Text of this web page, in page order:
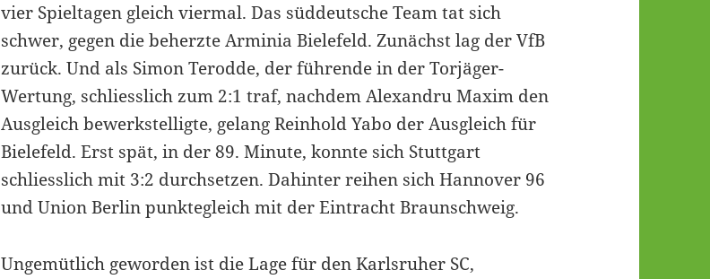
vier Spieltagen gleich viermal. Das süddeutsche Team tat sich
schwer, gegen die beherzte Arminia Bielefeld. Zunächst lag der VfB
zurück. Und als Simon Terodde, der führende in der Torjäger-
Wertung, schliesslich zum 2:1 traf, nachdem Alexandru Maxim den
Ausgleich bewerkstelligte, gelang Reinhold Yabo der Ausgleich für
Bielefeld. Erst spät, in der 89. Minute, konnte sich Stuttgart
schliesslich mit 3:2 durchsetzen. Dahinter reihen sich Hannover 96
und Union Berlin punktegleich mit der Eintracht Braunschweig.
Ungemütlich geworden ist die Lage für den Karlsruher SC,